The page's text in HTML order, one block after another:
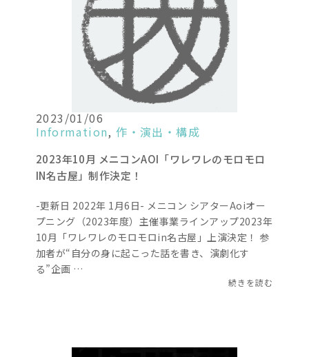
2023/01/06
Information,作・演出・構成
2023年10月 メニコンAOI「ワレワレのモロモロ
IN名古屋」制作決定！
-更新日 2022年 1月6日- メニコン シアターAoiオー
プニング（2023年度）主催事業ラインアップ2023年
10月「ワレワレのモロモロin名古屋」上演決定！ 参
加者が“自分の身に起こった話を書き、演劇化す
る”企画 …
続きを読む